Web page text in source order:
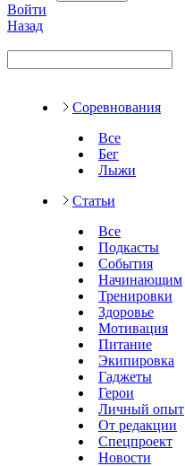
Войти
Назад
Соревнования
Все
Бег
Лыжи
Статьи
Все
Подкасты
События
Начинающим
Тренировки
Здоровье
Мотивация
Питание
Экипировка
Гаджеты
Герои
Личный опыт
От редакции
Спецпроект
Новости